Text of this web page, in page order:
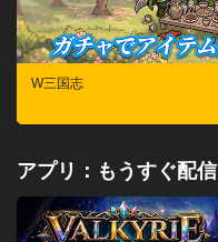
W三国志
アプリ：もうすぐ配信